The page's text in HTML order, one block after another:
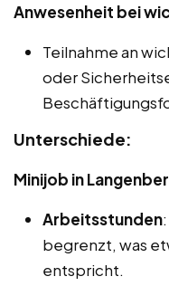
Anwesenheit bei
Teilnahme an
oder
Unterschiede:
Minijob in
Arbeitsstunden
begrenzt, was
entspricht.